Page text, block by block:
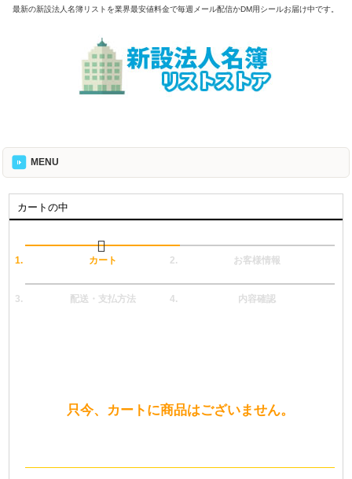
最新の新設法人名簿リストを業界最安値料金で毎週メール配信かDM用シールお届け中です。
MENU
カートの中
カート お客様情報
配送・支払方法 内容確認
只今、カートに商品はございません。